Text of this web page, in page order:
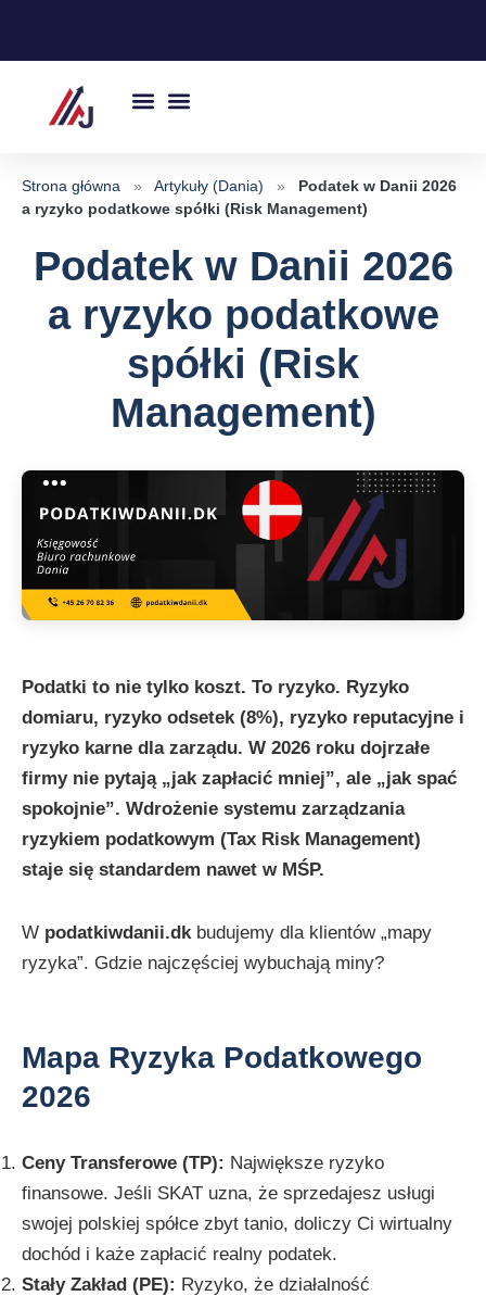
Przejdź
treści
Strona główna » Artykuły (Dania) »
Podatek w Danii 2026
a ryzyko podatkowe spółki (Risk Management)
Podatek w Danii 2026
a ryzyko podatkowe
spółki (Risk
Management)
Podatki to nie tylko koszt. To ryzyko. Ryzyko
domiaru, ryzyko odsetek (8%), ryzyko reputacyjne i
ryzyko karne dla zarządu. W 2026 roku dojrzałe
firmy nie pytają „jak zapłacić mniej”, ale „jak spać
spokojnie”. Wdrożenie systemu zarządzania
ryzykiem podatkowym (Tax Risk Management)
staje się standardem nawet w MŚP.
W podatkiwdanii.dk budujemy dla klientów „mapy
ryzyka”. Gdzie najczęściej wybuchają miny?
Mapa Ryzyka Podatkowego
2026
Ceny Transferowe (TP): Największe ryzyko
finansowe. Jeśli SKAT uzna, że sprzedajesz usługi
swojej polskiej spółce zbyt tanio, doliczy Ci wirtualny
dochód i każe zapłacić realny podatek.
Stały Zakład (PE): Ryzyko, że działalność